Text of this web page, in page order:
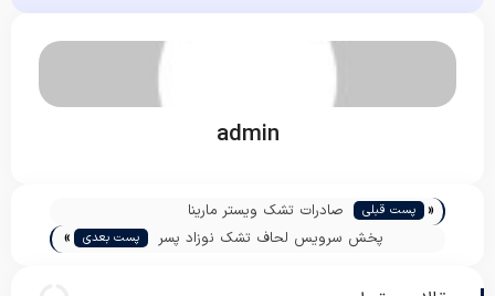
admin
« پست قبلی
صادرات تشک ویستر مارینا
پخش سرویس لحاف تشک نوزاد پسر
پست بعدی »